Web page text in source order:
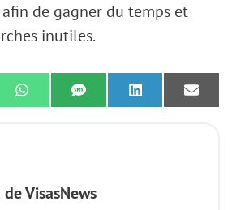
afin de gagner du temps et
inutiles.
Share
on
Share
on
Share
on
Share
on
VisasNews